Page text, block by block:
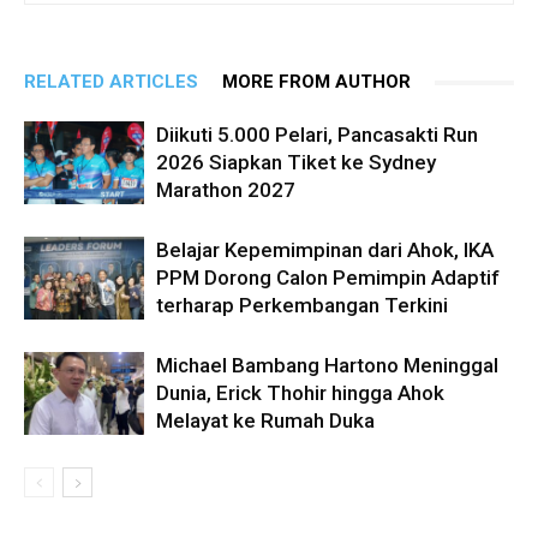
RELATED ARTICLES MORE FROM AUTHOR
Diikuti 5.000 Pelari, Pancasakti Run
2026 Siapkan Tiket ke Sydney
Marathon 2027
Belajar Kepemimpinan dari Ahok, IKA
PPM Dorong Calon Pemimpin Adaptif
terharap Perkembangan Terkini
Michael Bambang Hartono Meninggal
Dunia, Erick Thohir hingga Ahok
Melayat ke Rumah Duka